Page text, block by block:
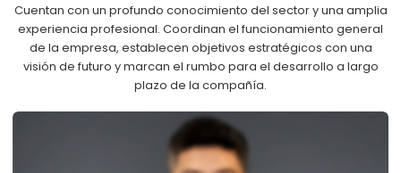
Cuentan con un profundo conocimiento del sector y una amplia
experiencia profesional. Coordinan el funcionamiento general
de la empresa, establecen objetivos estratégicos con una
visión de futuro y marcan el rumbo para el desarrollo a largo
plazo de la compañía.